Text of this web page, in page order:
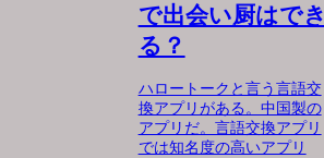
で出会い厨はでき
る？
ハロートークと言う言語交
換アプリがある。中国製の
アプリだ。言語交換アプリ
では知名度の高いアプリ